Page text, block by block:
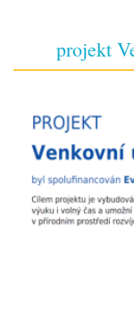
projekt